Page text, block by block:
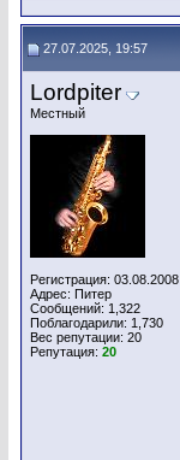
27.07.2025, 19:57
Lordpiter
Местный
Регистрация: 03.08.2008
Адрес: Питер
Сообщений: 1,322
Поблагодарили: 1,730
Вес репутации: 20
Репутация: 20